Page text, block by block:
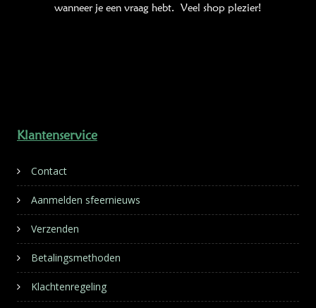
wanneer je een vraag hebt. Veel shop plezier!
Klantenservice
Contact
Aanmelden sfeernieuws
Verzenden
Betalingsmethoden
Klachtenregeling